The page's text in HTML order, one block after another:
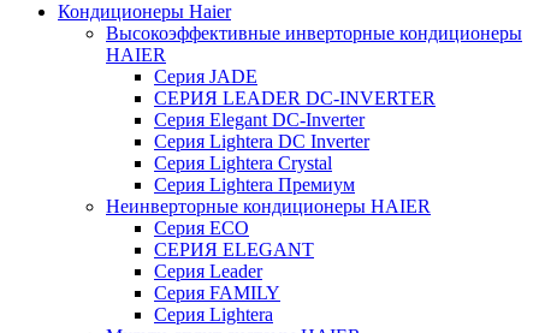
Кондиционеры Haier
Высокоэффективные инверторные кондиционеры
HAIER
Серия JADE
СЕРИЯ LEADER DC-INVERTER
Серия Elegant DC-Inverter
Серия Lightera DC Inverter
Серия Lightera Crystal
Серия Lightera Премиум
Неинверторные кондиционеры HAIER
Серия ECO
СЕРИЯ ELEGANT
Серия Leader
Серия FAMILY
Серия Lightera